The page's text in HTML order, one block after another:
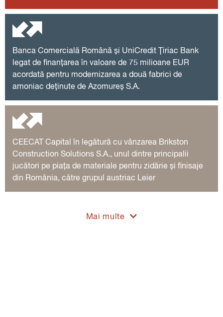
Banca Comercială Română și UniCredit Țiriac Bank
legat de finanțarea în valoare de 75 milioane EUR
acordată pentru modernizarea a două fabrici de
amoniac deținute de Azomureș S.A.
CEECAT Capital în legătură cu vânzarea Brikston
Construction Solutions S.A., unul dintre principalii
jucători pe piața de materiale pentru zidărie și finisaje
din România, către grupul austriac Leier
Mai multe